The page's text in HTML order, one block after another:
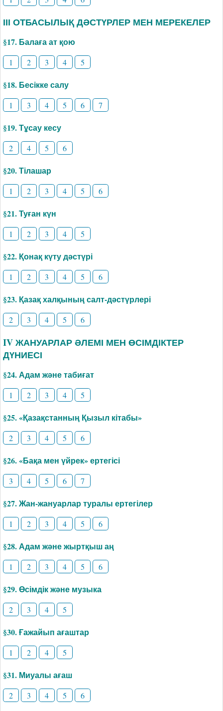
ІІІ ОТБАСЫЛЫҚ ДӘСТҮРЛЕР МЕН МЕРЕКЕЛЕР
§17. Балаға ат қою
1 2 3 4 5
§18. Бесікке салу
1 3 4 5 6 7
§19. Тұсау кесу
2 4 5 6
§20. Тілашар
1 2 3 4 5 6
§21. Туған күн
1 2 3 4 5
§22. Қонақ күту дәстүрі
1 2 3 4 5 6
§23. Қазақ халқының салт-дәстүрлері
2 3 4 5 6
IV ЖАНУАРЛАР ӘЛЕМІ МЕН ӨСІМДІКТЕР
ДҮНИЕСІ
§24. Адам және табиғат
1 2 3 4 5
§25. «Қазақстанның Қызыл кітабы»
2 3 4 5 6
§26. «Бақа мен үйрек» ертегісі
3 4 5 6 7
§27. Жан-жануарлар туралы ертегілер
1 2 3 4 5 6
§28. Адам және жыртқыш аң
1 2 3 4 5 6
§29. Өсімдік және музыка
2 3 4 5
§30. Ғажайып ағаштар
1 2 4 5
§31. Миуалы ағаш
2 3 4 5 6